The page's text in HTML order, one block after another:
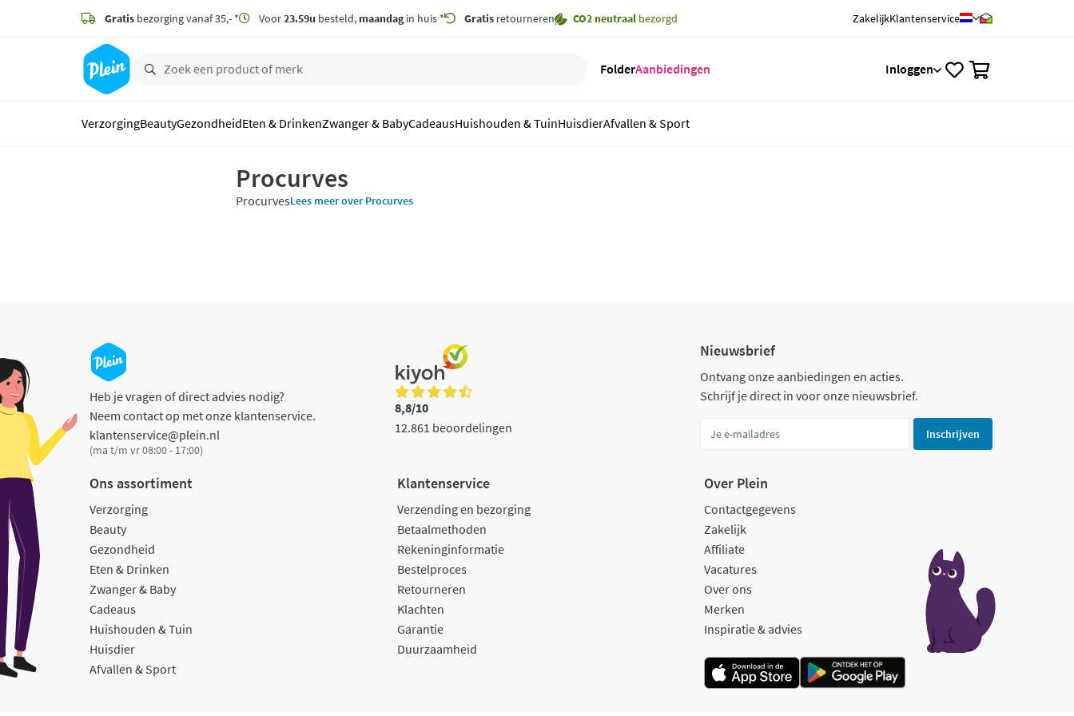
zoeken
hoofdinhoud
Gratis bezorging vanaf 35,- * Voor23.59u besteld, maandagin huis * Gratis retourneren CO2 neutraal bezorgd ZakelijkKlantenservice
FolderAanbiedingen Inloggen
VerzorgingBeautyGezondheidEten & DrinkenZwanger & BabyCadeausHuishouden & TuinHuisdierAfvallen & Sport
Procurves
ProcurvesLees meer over Procurves
Heb je vragen of direct advies nodig?
Neem contact op met onze klantenservice.
klantenservice@plein.nl
(ma t/m vr 08:00 - 17:00)
8,8/10
12.861 beoordelingen
Nieuwsbrief
Ontvang onze aanbiedingen en acties.
Schrijf je direct in voor onze nieuwsbrief.
Inschrijven
Ons assortiment
Verzorging
Beauty
Gezondheid
Eten & Drinken
Zwanger & Baby
Cadeaus
Huishouden & Tuin
Huisdier
Afvallen & Sport
Klantenservice
Verzending en bezorging
Betaalmethoden
Rekeninginformatie
Bestelproces
Retourneren
Klachten
Garantie
Duurzaamheid
Over Plein
Contactgegevens
Zakelijk
Affiliate
Vacatures
Over ons
Merken
Inspiratie & advies